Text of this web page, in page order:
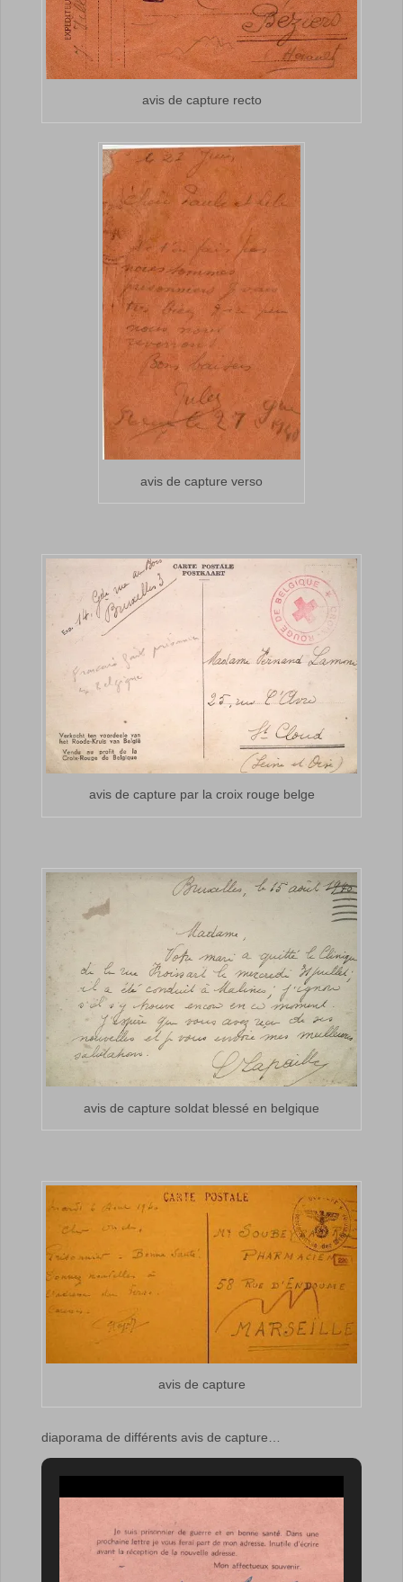
avis de capture recto
avis de capture verso
avis de capture par la croix rouge belge
avis de capture soldat blessé en belgique
avis de capture
diaporama de différents avis de capture…